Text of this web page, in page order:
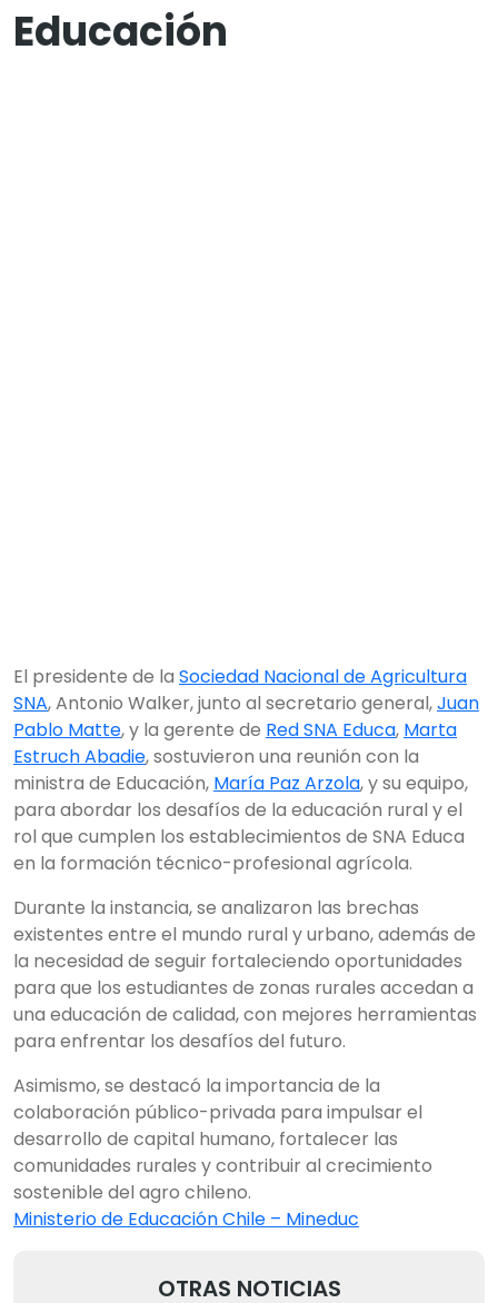
Educación
El presidente de la Sociedad Nacional de Agricultura
SNA, Antonio Walker, junto al secretario general,Juan
Pablo Matte, y la gerente de Red SNA Educa, Marta
Estruch Abadie, sostuvieron una reunión con la
ministra de Educación, María Paz Arzola, y su equipo,
para abordar los desafíos de la educación rural y el
rol que cumplen los establecimientos de SNA Educa
en la formación técnico-profesional agrícola.
Durante la instancia, se analizaron las brechas
existentes entre el mundo rural y urbano, además de
la necesidad de seguir fortaleciendo oportunidades
para que los estudiantes de zonas rurales accedan a
una educación de calidad, con mejores herramientas
para enfrentar los desafíos del futuro.
Asimismo, se destacó la importancia de la
colaboración público-privada para impulsar el
desarrollo de capital humano, fortalecer las
comunidades rurales y contribuir al crecimiento
sostenible del agro chileno.
Ministerio de Educación Chile – Mineduc
OTRAS NOTICIAS